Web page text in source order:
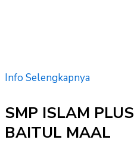
Info Selengkapnya
SMP ISLAM PLUS
BAITUL MAAL